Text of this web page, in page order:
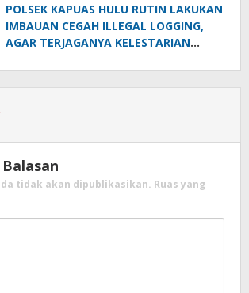
POLSEK KAPUAS HULU RUTIN LAKUKAN
IMBAUAN CEGAH ILLEGAL LOGGING,
AGAR TERJAGANYA KELESTARIAN
tidak akan dipublikasikan. Ruas yang